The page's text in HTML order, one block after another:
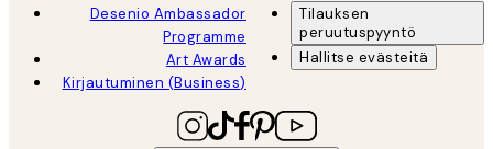
Desenio Ambassador
Programme
Art Awards
Kirjautuminen (Business)
Tilauksen
peruutuspyyntö
Hallitse evästeitä